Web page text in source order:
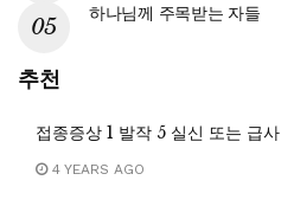
하나님께 주목받는 자들
추천
접종증상 1 발작 5 실신 또는 급사
4 YEARS AGO